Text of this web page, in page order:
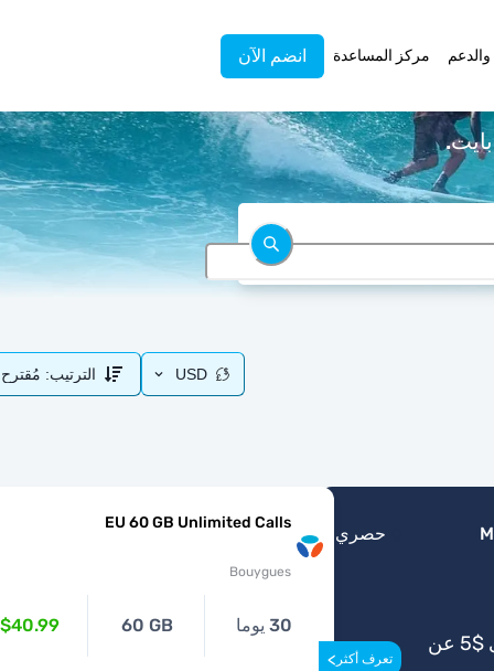
مركز المساعدة انضم الآن
USD الترتيب: مُقترح
حصري
احصل على ما يصل إلى $5 عن
تعرف أكثر >
EU 60 GB Unlimited Calls
Bouygues
30 يوما 60 GB
$40.99